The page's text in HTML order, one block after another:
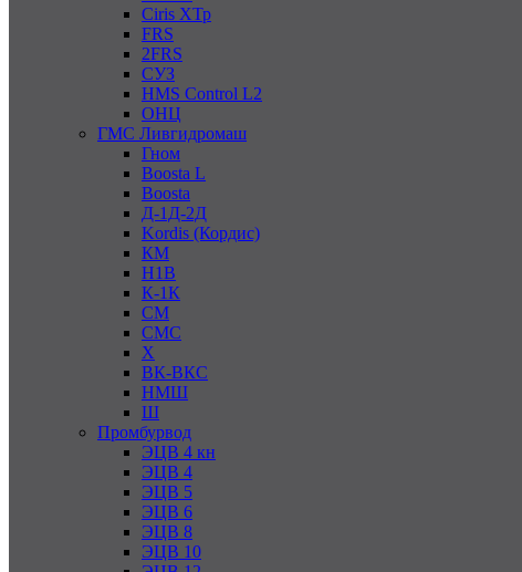
Ciris ХТр
FRS
2FRS
СУЗ
HMS Control L2
ОНЦ
ГМС Ливгидромаш
Гном
Boosta L
Boosta
Д-1Д-2Д
Kordis (Кордис)
КМ
Н1В
К-1К
СМ
СМС
Х
ВК-ВКС
НМШ
Ш
Промбурвод
ЭЦВ 4 кн
ЭЦВ 4
ЭЦВ 5
ЭЦВ 6
ЭЦВ 8
ЭЦВ 10